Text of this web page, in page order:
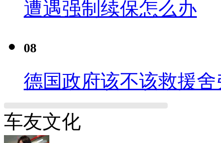
遭遇强制续保怎么办
08
德国政府该不该救援舍
车友文化